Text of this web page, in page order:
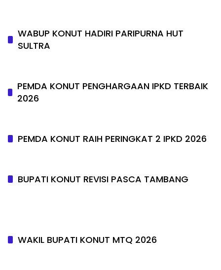
WABUP KONUT HADIRI PARIPURNA HUT
SULTRA
PEMDA KONUT PENGHARGAAN IPKD TERBAIK
2026
PEMDA KONUT RAIH PERINGKAT 2 IPKD 2026
BUPATI KONUT REVISI PASCA TAMBANG
WAKIL BUPATI KONUT MTQ 2026